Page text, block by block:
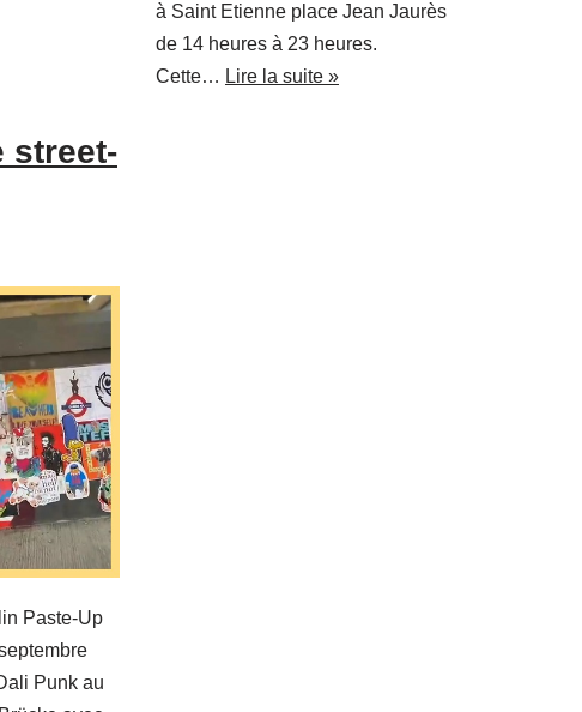
à Saint Etienne place Jean Jaurès
de 14 heures à 23 heures.
Cette… Lire la suite »
street-
Paste-Up
Punk au